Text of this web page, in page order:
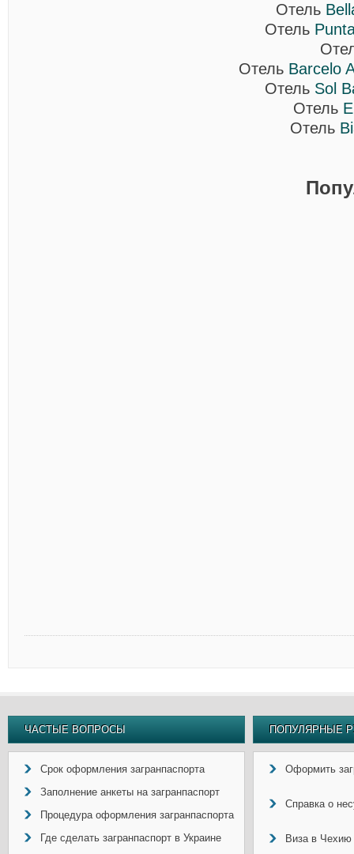
Отель
Отель
Отель Barcelo
Отель Sol
Отель
Отель
ЧАСТЫЕ ВОПРОСЫ
Срок оформления загранпаспорта
Заполнение анкеты на загранпаспорт
Процедура оформления загранпаспорта
Где сделать загранпаспорт в Украине
ПОПУЛЯРНЫЕ
Оформить
Справка о
Виза в Чехию